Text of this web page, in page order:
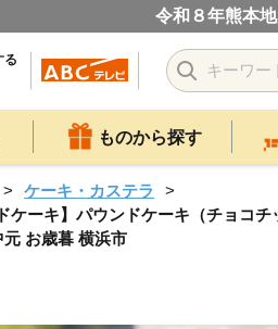
令和８年熊本
る
ものから探す
ケーキ・カステラ
ケーキ】パウンドケーキ（チョコ
お歳暮 横浜市